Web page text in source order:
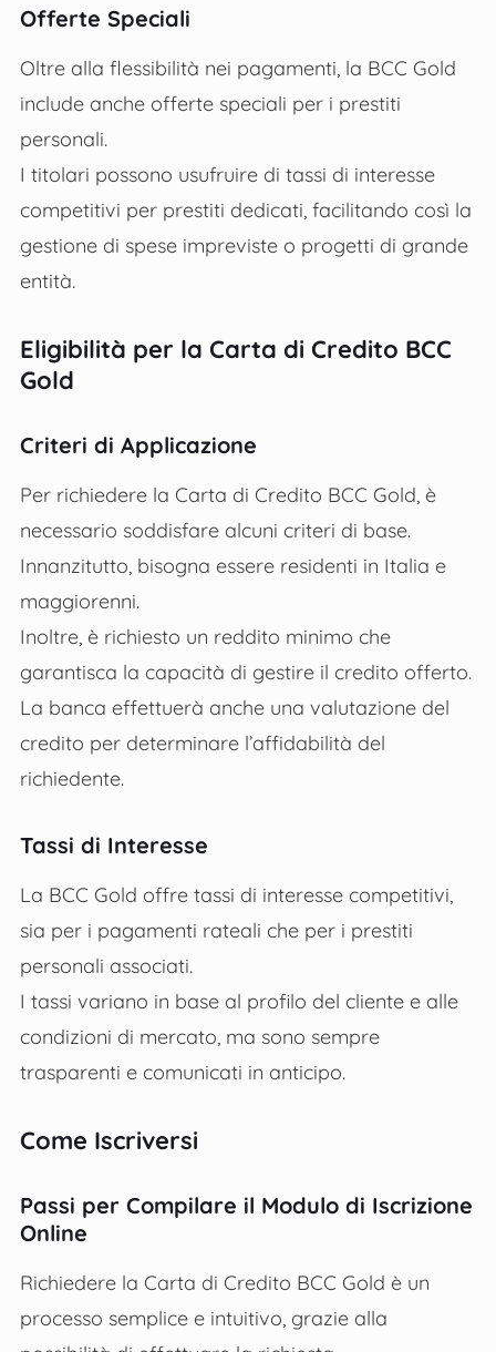
Offerte Speciali
Oltre alla flessibilità nei pagamenti, la BCC Gold
include anche offerte speciali per i prestiti
personali.
I titolari possono usufruire di tassi di interesse
competitivi per prestiti dedicati, facilitando così la
gestione di spese impreviste o progetti di grande
entità.
Eligibilità per la Carta di Credito BCC
Gold
Criteri di Applicazione
Per richiedere la Carta di Credito BCC Gold, è
necessario soddisfare alcuni criteri di base.
Innanzitutto, bisogna essere residenti in Italia e
maggiorenni.
Inoltre, è richiesto un reddito minimo che
garantisca la capacità di gestire il credito offerto.
La banca effettuerà anche una valutazione del
credito per determinare l’affidabilità del
richiedente.
Tassi di Interesse
La BCC Gold offre tassi di interesse competitivi,
sia per i pagamenti rateali che per i prestiti
personali associati.
I tassi variano in base al profilo del cliente e alle
condizioni di mercato, ma sono sempre
trasparenti e comunicati in anticipo.
Come Iscriversi
Passi per Compilare il Modulo di Iscrizione
Online
Richiedere la Carta di Credito BCC Gold è un
processo semplice e intuitivo, grazie alla